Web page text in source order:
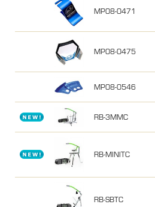
MP08-0471
MP08-0475
MP08-0546
RB-3MMC
RB-MINITC
RB-SBTC